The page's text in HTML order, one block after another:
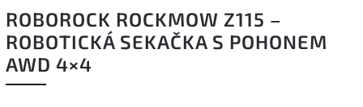
ROBOROCK ROCKMOW Z115 –
ROBOTICKÁ SEKAČKA S POHONEM
AWD 4×4